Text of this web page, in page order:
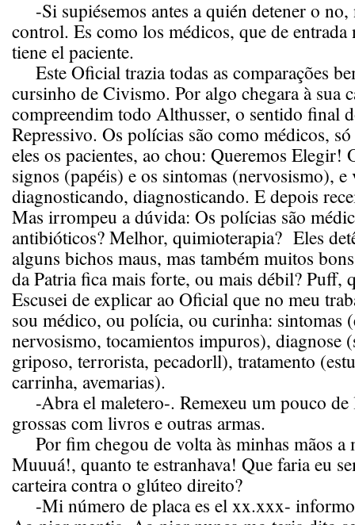
-Si supiésemos antes a quién detener o
control. Es como los médicos, que de entrada
tiene el paciente.
Este Oficial trazia todas as comparações
cursinho de Civismo. Por algo chegara à sua
compreendim todo Althusser, o sentido final
Repressivo. Os polícias são como médicos,
eles os pacientes, ao chou: Queremos Elegir!
signos (papéis) e os sintomas (nervosismo), e
diagnosticando, diagnosticando. E depois
Mas irrompeu a dúvida: Os polícias são
antibióticos? Melhor, quimioterapia? Eles
alguns bichos maus, mas também muitos
da Patria fica mais forte, ou mais débil? Puff,
Escusei de explicar ao Oficial que no meu
sou médico, ou polícia, ou curinha: sintomas
nervosismo, tocamientos impuros), diagnose
griposo, terrorista, pecadorll), tratamento
carrinha, avemarias).
-Abra el maletero-. Remexeu um pouco de
grossas com livros e outras armas.
Por fim chegou de volta às minhas mãos a
Muuuá!, quanto te estranhava! Que faria eu
carteira contra o glúteo direito?
-Mi número de placa es el xx.xxx-